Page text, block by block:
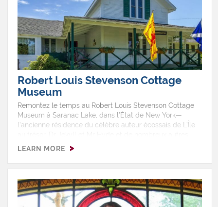
Robert Louis Stevenson Cottage
Museum
Remontez le temps au Robert Louis Stevenson Cottage
Museum à Saranac Lake, dans l’État de New York—
l’ancienne résidence du célèbre auteur écossais de L’Île
classiques. Stevenson y a passé l’hiver de 1887 à 1888, et
l’une des plus grandes collections au monde de ses
Stevenson Society of America et ouvert aux visiteurs
depuis 1915, il détient la distinction d’être le premier
musée au monde consacré à la vie et à l’héritage de
LEARN MORE